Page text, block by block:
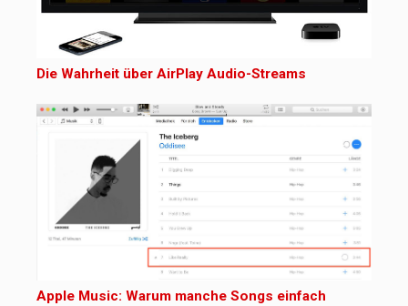
Die Wahrheit über AirPlay Audio-Streams
Apple Music: Warum manche Songs einfach